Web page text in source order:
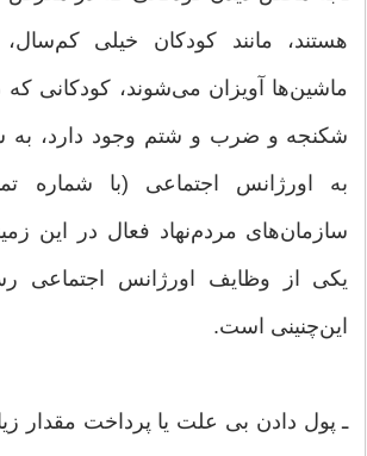
هستند، مانند کودکان خیلی
ماشین‌ها آویزان می‌شوند، کودکانی که
شکنجه و ضرب و شتم وجود دارد، به
سازمان‌های مردم‌نهاد فعال در این
یکی از وظایف اورژانس اجتماعی
این‌چنینی است.
ـ پول دادن بی‌ علت یا پرداخت مقدار